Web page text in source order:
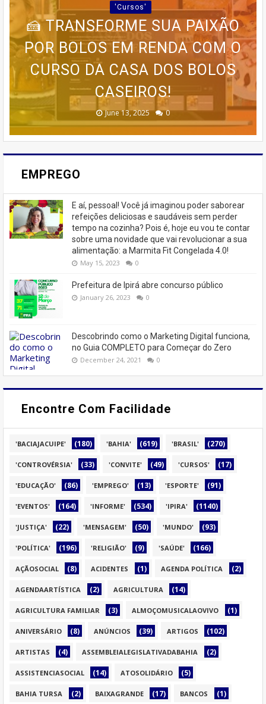
🚨 ÚLTIMAS VAGAS EM IPIRÁ!
🚨
February 23, 2026 0
PARCERIA LANÇA GUIA
PRÁTICO PARA QUEM DESEJA
EMAGRECER SEM SAIR DE
CASA
August 10, 2025 0
'Cursos'
🍰 TRANSFORME SUA PAIXÃO
POR BOLOS EM RENDA COM O
CURSO DA CASA DOS BOLOS
CASEIROS!
June 13, 2025 0
PROGRAMA AVANÇADO DE
TREINAMENTO DA MEMÓRIA
July 07, 2023 0
IMAGINE TER ACESSO A UM
CURSO COMPLETO, QUE VAI
DESDE AS BASES ATÉ AS
ESTRATÉGIAS AVANÇADAS DE
MARKETING 6.0.
June 07, 2023 0
EMPREGO
E aí, pessoal! Você já imaginou poder saborear
refeições deliciosas e saudáveis ​​sem perder
tempo na cozinha? Pois é, hoje eu vou te contar
sobre uma novidade que vai revolucionar a sua
alimentação: a Marmita Fit Congelada 4.0!
May 15, 2023 0
Prefeitura de Ipirá abre concurso público
January 26, 2023 0
Descobrindo como o Marketing Digital funciona,
no Guia COMPLETO para Começar do Zero
December 24, 2021 0
Encontre Com Facilidade
'BACIAJACUIPE' (180) 'BAHIA' (619) 'BRASIL' (270)
'CONTROVÉRSIA' (33) 'CONVITE' (49) 'CURSOS' (17)
'EDUCAÇÃO' (86) 'EMPREGO' (13) 'ESPORTE' (91)
'EVENTOS' (164) 'INFORME' (534) 'IPIRA' (1140)
'JUSTIÇA' (22) 'MENSAGEM' (50) 'MUNDO' (93)
'POLÍTICA' (196) 'RELIGIÃO' (9) 'SAÚDE' (166)
AÇÃOSOCIAL (8) ACIDENTES (1) AGENDA POLÍTICA (2)
AGENDAARTÍSTICA (2) AGRICULTURA (14)
AGRICULTURA FAMILIAR (3) ALMOÇOMUSICALAOVIVO (1)
ANIVERSÁRIO (8) ANÚNCIOS (39) ARTIGOS (102)
ARTISTAS (4) ASSEMBLEIALEGISLATIVADABAHIA (2)
ASSISTENCIASOCIAL (14) ATOSOLIDÁRIO (5)
BAHIA TURSA (2) BAIXAGRANDE (17) BANCOS (1)